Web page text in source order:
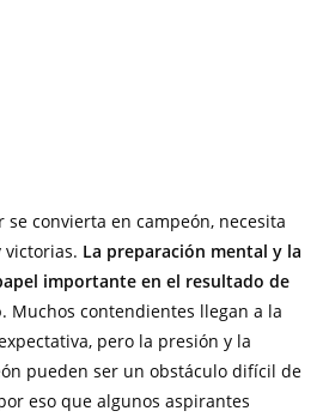
convierta en campeón, necesita
victorias. La preparación mental y la
importante en el resultado de
. Muchos contendientes llegan a la
pero la presión y la
pueden ser un obstáculo difícil de
eso que algunos aspirantes